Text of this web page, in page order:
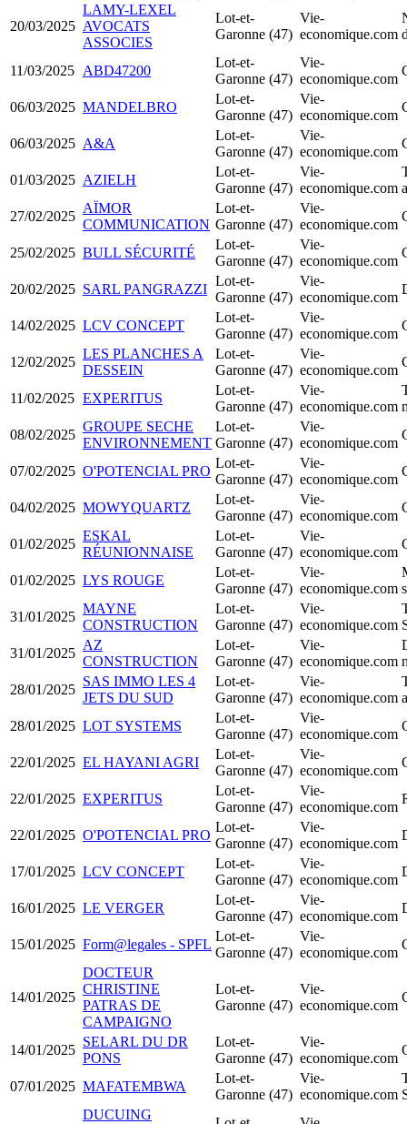
20/03/2025
LAMY-LEXEL
AVOCATS
ASSOCIES
Lot-et-
Garonne (47)
Vie-
economique.com
11/03/2025 ABD47200
Lot-et-
Garonne (47)
Vie-
economique.com
06/03/2025 MANDELBRO
Lot-et-
Garonne (47)
Vie-
economique.com
06/03/2025 A&A
Lot-et-
Garonne (47)
Vie-
economique.com
01/03/2025 AZIELH
Lot-et-
Garonne (47)
Vie-
economique.com
27/02/2025
AÏMOR
COMMUNICATION
Lot-et-
Garonne (47)
Vie-
economique.com
25/02/2025 BULL SÉCURITÉ
Lot-et-
Garonne (47)
Vie-
economique.com
20/02/2025 SARL PANGRAZZI
Lot-et-
Garonne (47)
Vie-
economique.com
14/02/2025 LCV CONCEPT
Lot-et-
Garonne (47)
Vie-
economique.com
12/02/2025
LES PLANCHES A
DESSEIN
Lot-et-
Garonne (47)
Vie-
economique.com
11/02/2025 EXPERITUS
Lot-et-
Garonne (47)
Vie-
economique.com
08/02/2025
GROUPE SECHE
ENVIRONNEMENT
Lot-et-
Garonne (47)
Vie-
economique.com
07/02/2025 O'POTENCIAL PRO
Lot-et-
Garonne (47)
Vie-
economique.com
04/02/2025 MOWYQUARTZ
Lot-et-
Garonne (47)
Vie-
economique.com
01/02/2025
ESKAL
RÉUNIONNAISE
Lot-et-
Garonne (47)
Vie-
economique.com
01/02/2025 LYS ROUGE
Lot-et-
Garonne (47)
Vie-
economique.com
31/01/2025
MAYNE
CONSTRUCTION
Lot-et-
Garonne (47)
Vie-
economique.com
31/01/2025
AZ
CONSTRUCTION
Lot-et-
Garonne (47)
Vie-
economique.com
28/01/2025
SAS IMMO LES 4
JETS DU SUD
Lot-et-
Garonne (47)
Vie-
economique.com
28/01/2025 LOT SYSTEMS
Lot-et-
Garonne (47)
Vie-
economique.com
22/01/2025 EL HAYANI AGRI
Lot-et-
Garonne (47)
Vie-
economique.com
22/01/2025 EXPERITUS
Lot-et-
Garonne (47)
Vie-
economique.com
22/01/2025 O'POTENCIAL PRO
Lot-et-
Garonne (47)
Vie-
economique.com
17/01/2025 LCV CONCEPT
Lot-et-
Garonne (47)
Vie-
economique.com
16/01/2025 LE VERGER
Lot-et-
Garonne (47)
Vie-
economique.com
15/01/2025 Form@legales - SPFL
Lot-et-
Garonne (47)
Vie-
economique.com
14/01/2025
DOCTEUR
CHRISTINE
PATRAS DE
CAMPAIGNO
Lot-et-
Garonne (47)
Vie-
economique.com
14/01/2025
SELARL DU DR
PONS
Lot-et-
Garonne (47)
Vie-
economique.com
07/01/2025 MAFATEMBWA
Lot-et-
Garonne (47)
Vie-
economique.com
DUCUING